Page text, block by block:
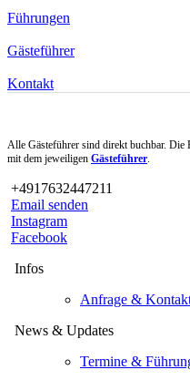
Führungen
Gästeführer
Kontakt
Alle Gästeführer sind direkt buchbar. Die
mit dem jeweiligen Gästeführer.
+4917632447211
Email senden
Instagram
Facebook
Infos
Anfrage &
News & Updates
Termine &